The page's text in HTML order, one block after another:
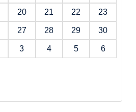
20 21 22 23
27 28 29 30
3 4 5 6